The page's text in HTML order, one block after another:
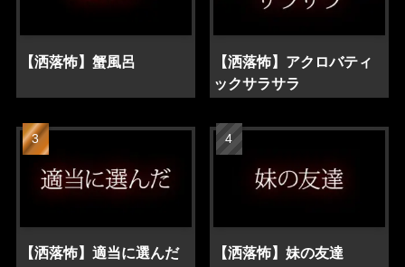
【洒落怖】蟹風呂
【洒落怖】アクロバティ
ックサラサラ
【洒落怖】適当に選んだ 【洒落怖】妹の友達